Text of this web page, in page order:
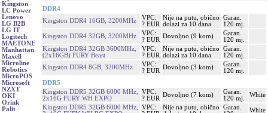
Kingston
LC Power
Lenovo
LG B2B
LG IT
Logitech
MAETONE
Manhattan
Maxell
Microline
Robotics
MicroPOS
Microsoft
NZXT
OKI
Orink
Palit
DDR4
Kingston DDR4 16GB, 3200MHz
VPC:
? EUR
Nije na putu, obično
dolazi za 10 dana
Garan.
120 mj.
Kingston DDR4 32GB, 3200MHz
VPC:
? EUR
Dovoljno (9 kom)
Garan.
120 mj.
Kingston DDR4 32GB 3600MHz,
(2x16GB) FURY Beast
VPC:
? EUR
Nije na putu, obično
dolazi za 10 dana
Garan.
120 mj.
Kingston DDR4 8GB, 3200MHz
VPC:
? EUR
Dovoljno (3 kom)
Garan.
120 mj.
DDR5
Kingston DDR5 32GB 6000 MHz,
2x16G FURY WH EXPO
VPC:
? EUR
Dovoljno (7 kom)
Garan.
120 mj.
White
Kingston DDR5 32GB 6000 MHz,
VPC:
Nije na putu, obično
Garan.
White